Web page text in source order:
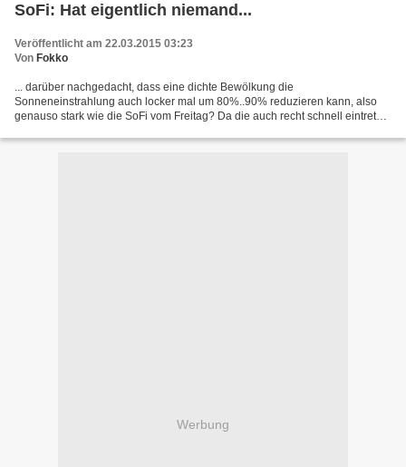
SoFi: Hat eigentlich niemand...
Veröffentlicht am 22.03.2015 03:23
Von Fokko
... darüber nachgedacht, dass eine dichte Bewölkung die
Sonneneinstrahlung auch locker mal um 80%..90% reduzieren kann, also
genauso stark wie die SoFi vom Freitag? Da die auch recht schnell eintreten
Werbung